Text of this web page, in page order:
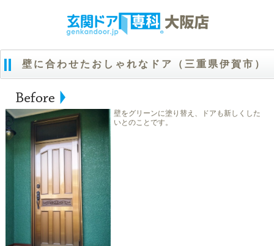
壁に合わせたおしゃれなドア（三重県伊賀市）
壁をグリーンに塗り替え、ドアも新しくした
いとのことです。